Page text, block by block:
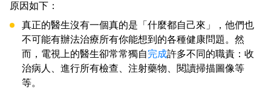
原因如下：
真正的醫生沒有一個真的是「什麼都自己來」，他們也
不可能有辦法治療所有你能想到的各種健康問題。然
而，電視上的醫生卻常常獨自完成許多不同的職責：收
治病人、進行所有檢查、注射藥物、閱讀掃描圖像等
等。